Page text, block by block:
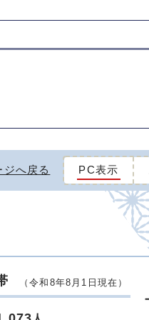
へ戻る PC表示
（令和8年8月1日現在）